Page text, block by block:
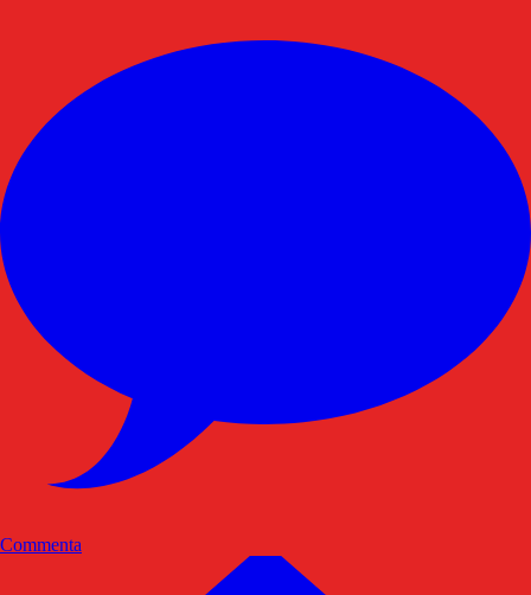
Commenta